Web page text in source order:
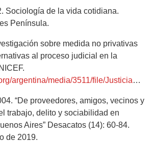
Sociología de la vida cotidiana.
Península.
sobre medida no privativas
al proceso judicial en la
media/3511/file/Justicia%20Juvenil.pdf
“De proveedores, amigos, vecinos y
trabajo, delito y sociabilidad en
Aires” Desacatos (14): 60-84.
de 2019.